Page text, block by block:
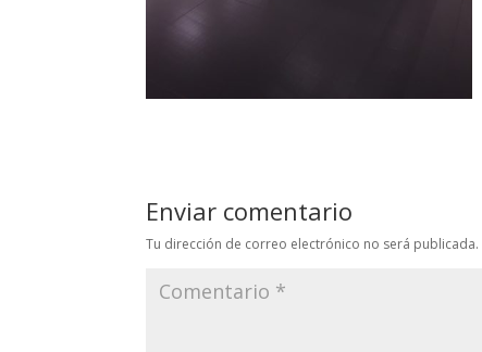
Enviar comentario
Tu dirección de correo electrónico no será publicada.